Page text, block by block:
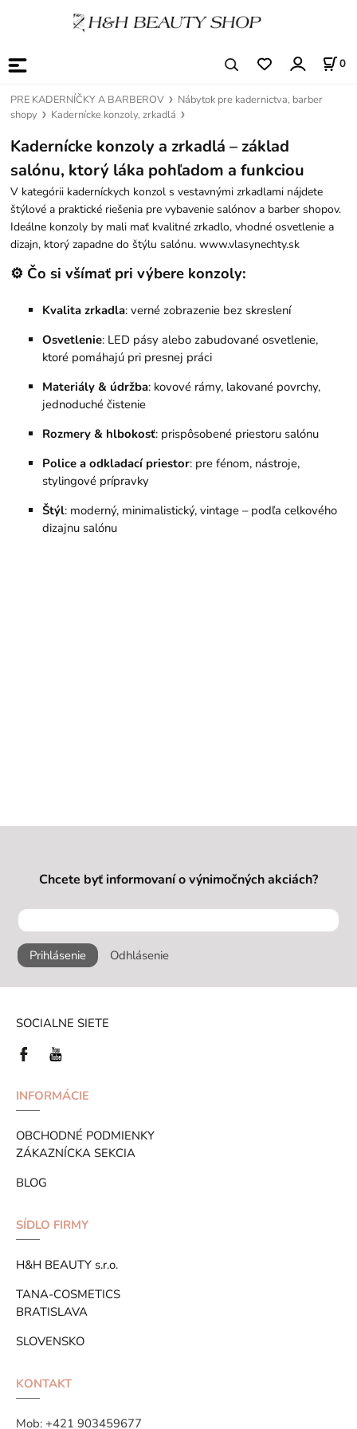
0
PRE KADERNÍČKY A BARBEROV
Nábytok pre kadernictva, barber
shopy
Kadernícke konzoly, zrkadlá
Kadernícke konzoly a zrkadlá – základ
salónu, ktorý láka pohľadom a funkciou
V kategórii kaderníckych konzol s vestavnými zrkadlami nájdete
štýlové a praktické riešenia pre vybavenie salónov a barber shopov.
Ideálne konzoly by mali mať kvalitné zrkadlo, vhodné osvetlenie a
dizajn, ktorý zapadne do štýlu salónu. www.vlasynechty.sk
⚙️ Čo si všímať pri výbere konzoly:
Kvalita zrkadla: verné zobrazenie bez skreslení
Osvetlenie: LED pásy alebo zabudované osvetlenie,
ktoré pomáhajú pri presnej práci
Materiály & údržba: kovové rámy, lakované povrchy,
jednoduché čistenie
Rozmery & hlbokosť: prispôsobené priestoru salónu
Police a odkladací priestor: pre fénom, nástroje,
stylingové prípravky
Štýl: moderný, minimalistický, vintage – podľa celkového
dizajnu salónu
Chcete byť informovaní o výnimočných akciách?
Prihlásenie Odhlásenie
SOCIALNE SIETE
INFORMÁCIE
OBCHODNÉ PODMIENKY
ZÁKAZNÍCKA SEKCIA
BLOG
SÍDLO FIRMY
H&H BEAUTY s.r.o.
TANA-COSMETICS
BRATISLAVA
SLOVENSKO
KONTAKT
Mob: +421 903459677